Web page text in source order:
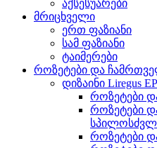
აქსესუარები
მრიცხველი
ერთ ფაზიანი
სამ ფაზიანი
ტაიმერები
როზეტები და
დიზაინი Liregus
როზეტები
როზეტები
როზეტები